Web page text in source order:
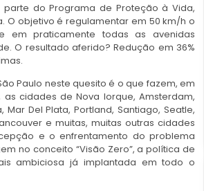
parte do Programa de Proteção à Vida,
O objetivo é regulamentar em 50 km/h o
em praticamente todas as avenidas
O resultado aferido? Redução em 36%
Paulo neste quesito é o que fazem, em
cidades de Nova Iorque, Amsterdam,
Mar Del Plata, Portland, Santiago, Seatle,
e muitas, muitas outras cidades
e o enfrentamento do problema
no conceito “Visão Zero”, a política de
ambiciosa já implantada em todo o